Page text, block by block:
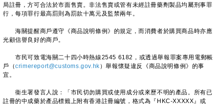
局註冊，方可合法於市面售賣。非法售賣或管有未經註冊藥劑製品均屬刑事罪
行，每項罪行最高罰則為罰款十萬元及監禁兩年。
海關提醒商戶遵守《商品說明條例》的規定，而消費者於購買商品時亦應
光顧信譽良好的商戶。
市民可致電海關二十四小時熱線2545 6182，或透過舉報罪案專用電郵帳
戶（crimereport@customs.gov.hk ）舉報懷疑違反《商品說明條例》的事
宜。
衞生署發言人說：「市民切勿購買或使用成分或來歷不明的產品。所有已
註冊的中成藥於產品標籤上附有香港註冊編號，格式為『HKC-XXXXX』或